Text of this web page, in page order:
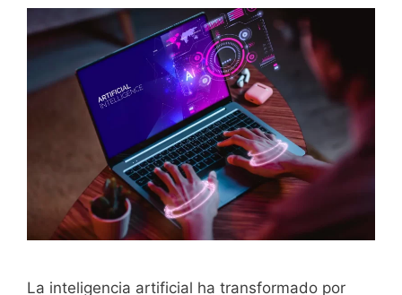
La inteligencia artificial ha transformado por